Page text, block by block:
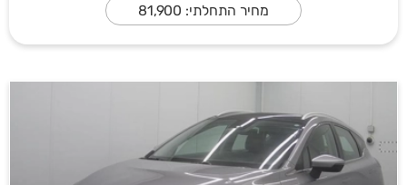
מחיר התחלתי: 81,900